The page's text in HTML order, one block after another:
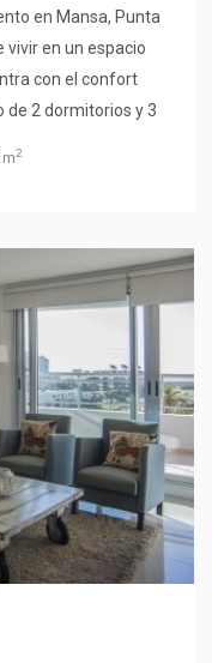
en Mansa, Punta
vivir en un espacio
con el confort
de 2 dormitorios y 3
se conecta
creando un
inolvidables con
y refrescarte en
del clima único
de vivir en
asesores y
2